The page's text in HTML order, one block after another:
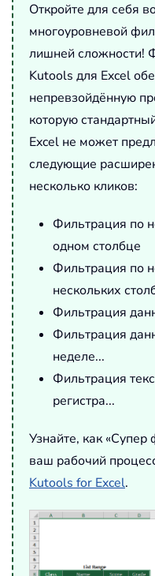
Откройте для себя
многоуровневой
лишней сложности!
Kutools для Excel
непревзойдённую
которую
Excel не может
следующие
несколько кликов:
Фильтрация по
одном столбце
Фильтрация по
нескольких
Фильтрация
Фильтрация
неделе...
Фильтрация
регистра...
Узнайте, как
ваш рабочий
Kutools for Excel.